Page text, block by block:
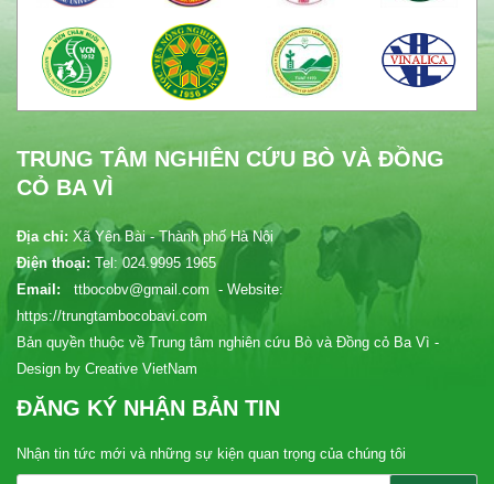
TRUNG TÂM NGHIÊN CỨU BÒ VÀ ĐỒNG
CỎ BA VÌ
Địa chỉ: Xã Yên Bài - Thành phố Hà Nội
Điện thoại: Tel: 024.9995 1965
Email:
ttbocobv@gmail.com - Website:
https://trungtambocobavi.com
Bản quyền thuộc về Trung tâm nghiên cứu Bò và Đồng cỏ Ba Vì -
Design by Creative VietNam
ĐĂNG KÝ NHẬN BẢN TIN
Nhận tin tức mới và những sự kiện quan trọng của chúng tôi